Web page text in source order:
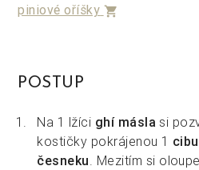
piniové oříšky shopping_cart
POSTUP
Na 1 lžíci ghí másla si
kostičky pokrájenou 1
česneku . Mezitím si